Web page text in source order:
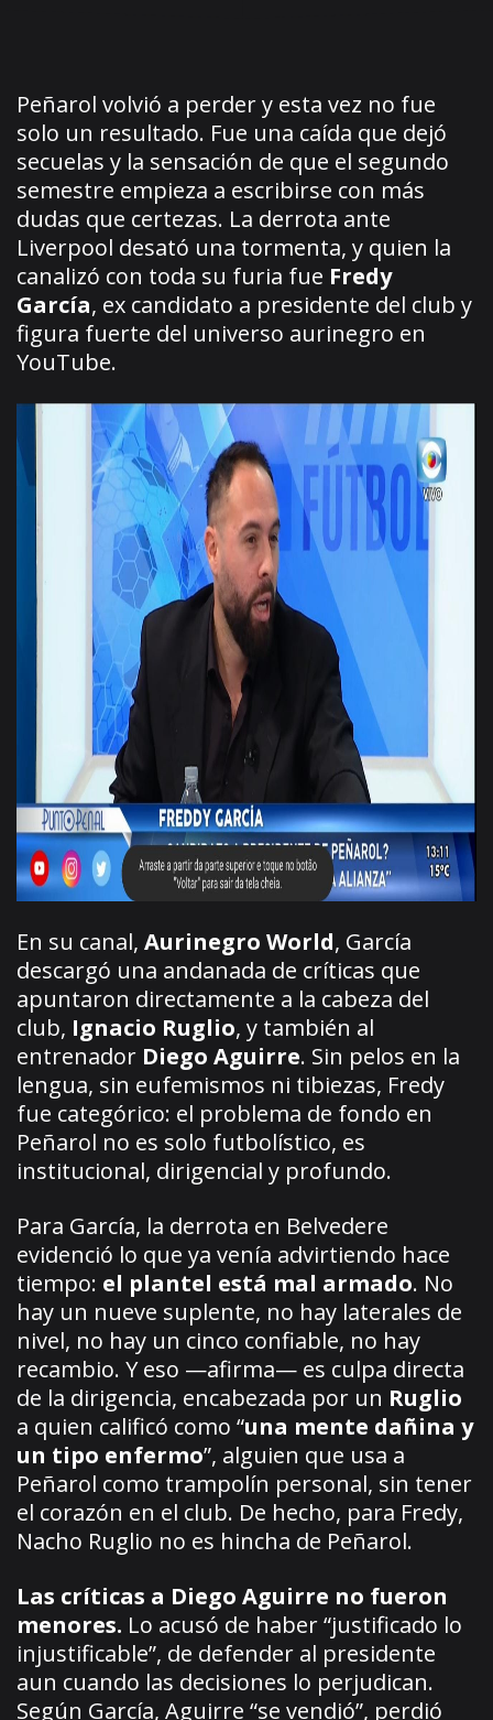
Peñarol volvió a perder y esta vez no fue
solo un resultado. Fue una caída que dejó
secuelas y la sensación de que el segundo
semestre empieza a escribirse con más
dudas que certezas. La derrota ante
Liverpool desató una tormenta, y quien la
canalizó con toda su furia fue Fredy
García, ex candidato a presidente del club y
figura fuerte del universo aurinegro en
YouTube.
En su canal, Aurinegro World, García
descargó una andanada de críticas que
apuntaron directamente a la cabeza del
club, Ignacio Ruglio, y también al
entrenador Diego Aguirre. Sin pelos en la
lengua, sin eufemismos ni tibiezas, Fredy
fue categórico: el problema de fondo en
Peñarol no es solo futbolístico, es
institucional, dirigencial y profundo.
Para García, la derrota en Belvedere
evidenció lo que ya venía advirtiendo hace
tiempo: el plantel está mal armado. No
hay un nueve suplente, no hay laterales de
nivel, no hay un cinco confiable, no hay
recambio. Y eso —afirma— es culpa directa
de la dirigencia, encabezada por un Ruglio
a quien calificó como “una mente dañina y
un tipo enfermo”, alguien que usa a
Peñarol como trampolín personal, sin tener
el corazón en el club. De hecho, para Fredy,
Nacho Ruglio no es hincha de Peñarol.
Las críticas a Diego Aguirre no fueron
menores. Lo acusó de haber “justificado lo
injustificable”, de defender al presidente
aun cuando las decisiones lo perjudican.
Según García, Aguirre “se vendió”, perdió